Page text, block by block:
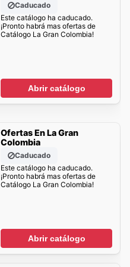
Caducado
Este catálogo ha caducado.
¡Pronto habrá mas ofertas de
Catálogo La Gran Colombia!
Abrir catálogo
Ofertas En La Gran
Colombia
Caducado
Este catálogo ha caducado.
¡Pronto habrá mas ofertas de
Catálogo La Gran Colombia!
Abrir catálogo